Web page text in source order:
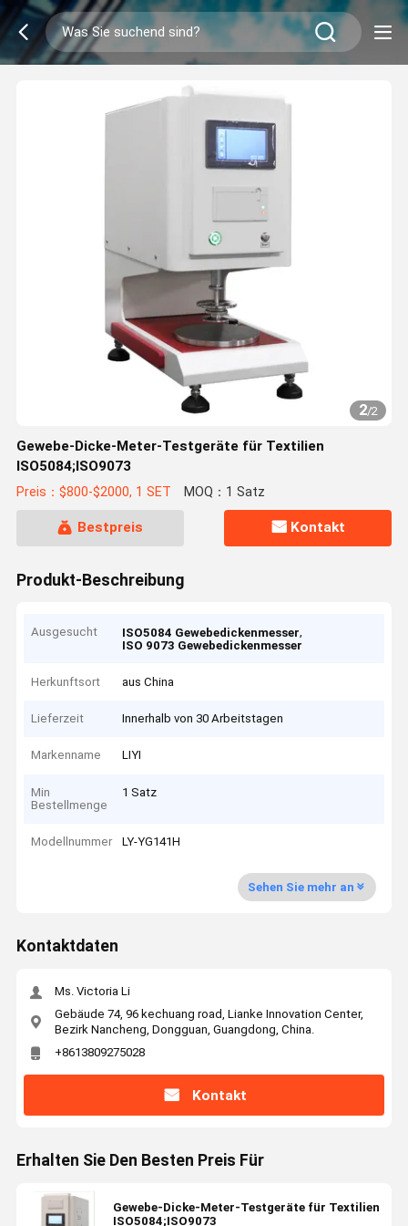
2/2
Gewebe-Dicke-Meter-Testgeräte für Textilien
ISO5084;ISO9073
Preis：$800-$2000, 1 SET MOQ：1 Satz
Bestpreis Kontakt
Produkt-Beschreibung
Ausgesucht ISO5084 Gewebedickenmesser,
ISO 9073 Gewebedickenmesser
Herkunftsort aus China
Lieferzeit Innerhalb von 30 Arbeitstagen
Markenname LIYI
Min
Bestellmenge
1 Satz
Modellnummer LY-YG141H
Sehen Sie mehr an
Kontaktdaten
Ms. Victoria Li
Gebäude 74, 96 kechuang road, Lianke Innovation Center,
Bezirk Nancheng, Dongguan, Guangdong, China.
+8613809275028
Kontakt
Erhalten Sie Den Besten Preis Für
Gewebe-Dicke-Meter-Testgeräte für Textilien
ISO5084;ISO9073